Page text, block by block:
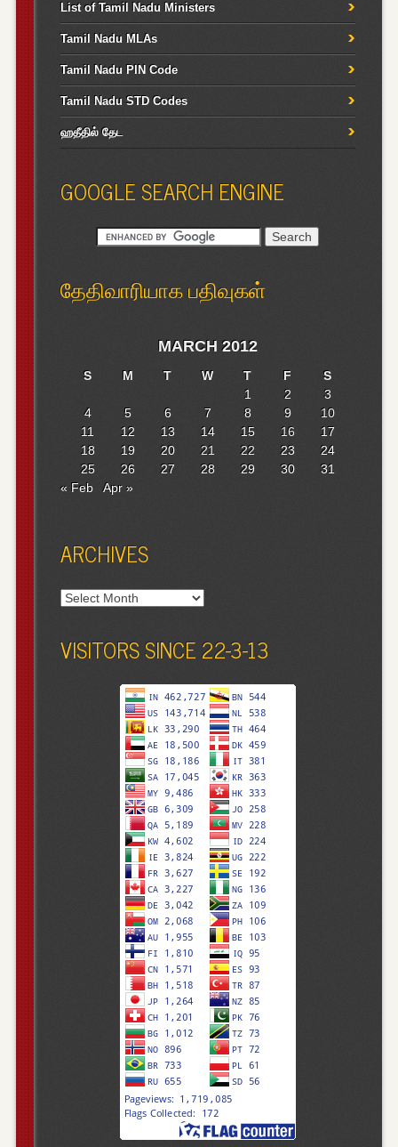
List of Tamil Nadu Ministers
Tamil Nadu MLAs
Tamil Nadu PIN Code
Tamil Nadu STD Codes
ஹதீதில் தேட
GOOGLE SEARCH ENGINE
தேதிவாரியாக பதிவுகள்
MARCH 2012
S M T W T F
S
1
2
3
4
5 6 7 8 9
10
11
12 13 14 15 16
17
18
19 20 21 22 23
24
25
26 27 28 29 30
31
« Feb
Apr »
ARCHIVES
Archives
VISITORS SINCE 22-3-13